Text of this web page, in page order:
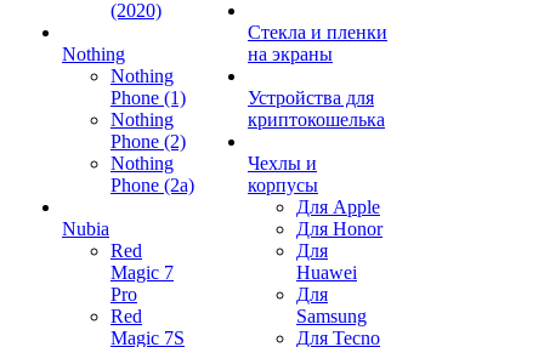
(2020)
Nothing
Nothing
Phone (1)
Nothing
Phone (2)
Nothing
Phone (2a)
Nubia
Red
Magic 7
Pro
Red
Magic 7S
Стекла и пленки
на экраны
Устройства для
криптокошелька
Чехлы и
корпусы
Для Apple
Для Honor
Для
Huawei
Для
Samsung
Для Tecno